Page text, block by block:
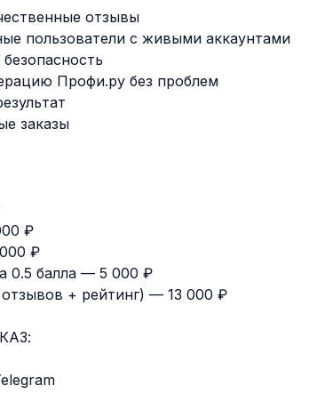
отзывы
пользователи с живыми аккаунтами
Профи.ру без проблем
заказы
₽
₽
0.5 балла — 5 000 ₽
+ рейтинг) — 13 000 ₽